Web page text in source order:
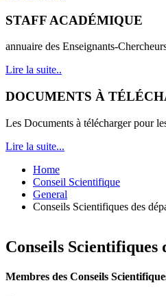
STAFF ACADÉMIQUE
annuaire des Enseignants-
Lire la suite..
DOCUMENTS À
Les Documents à télécharger pour
Lire la suite...
Home
Conseil Scientifique
General
Conseils Scientifiques des
Conseils Scientifiques
Membres des Conseils